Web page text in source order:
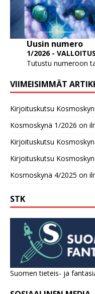
Uusin numero
1/2026 - VALLOITUS
Tutustu numeroon
VIIMEISIMMÄT
Kirjoituskutsu
Kosmoskynä 1/2026 on
Kirjoituskutsu
Kirjoituskutsu
Kosmoskynä 4/2025 on
STK
Suomen tieteis- ja